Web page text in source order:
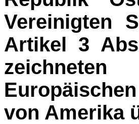
Vereinigten
Artikel 3
von Amerika